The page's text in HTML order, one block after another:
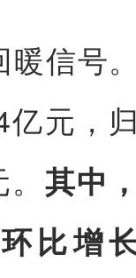
信号。
元，归
其中，
比增